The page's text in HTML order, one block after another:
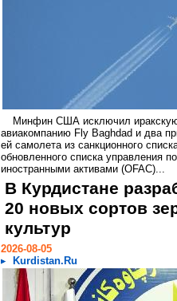
Минфин США исключил
авиакомпанию Fly Baghdad и два
ей самолета из санкционного
обновленного списка управления
иностранными активами (OFAC)...
В Курдистане
20 новых сортов
культур
2026-08-05
Kurdistan.Ru